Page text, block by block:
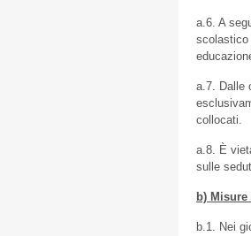
a.6. A
scolastico
a.7. Dalle
collocati.
a.8. È
sulle
b)
b.1. Nei